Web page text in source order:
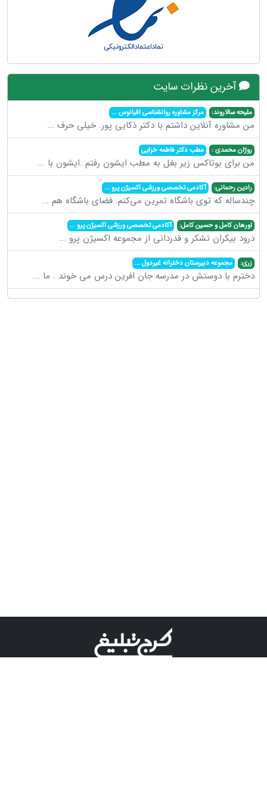
آخرین نظرات سایت
ملیحه سالاروند: مرکز مشاوره روانشناسی اقیانوس...
من مشاوره آنلاین داشتم با دکتر ذکایی پور. خیلی حرف ...
روژان محمدی : مطب دکتر فاطمه خزایی
من برای بوتاکس زیر بغل به مطب ایشون رفتم .ایشون با ...
رادین رحمانی: آکادمی تخصصی ورزشی اکسیژن پرو...
چندساله که توی باشگاه تمرین می‌کنم. فضای باشگاه هم ...
اورهان کامل و حسین کامل: آکادمی تخصصی ورزشی اکسیژن پرو...
درود بیکران تشکر و قدردانی از مجموعه اکسیژن پرو ...
زری: مجموعه دبیرستان دخترانه غیردول...
دخترم با دوستش در مدرسه جان افرین درس می خوند . ما ...